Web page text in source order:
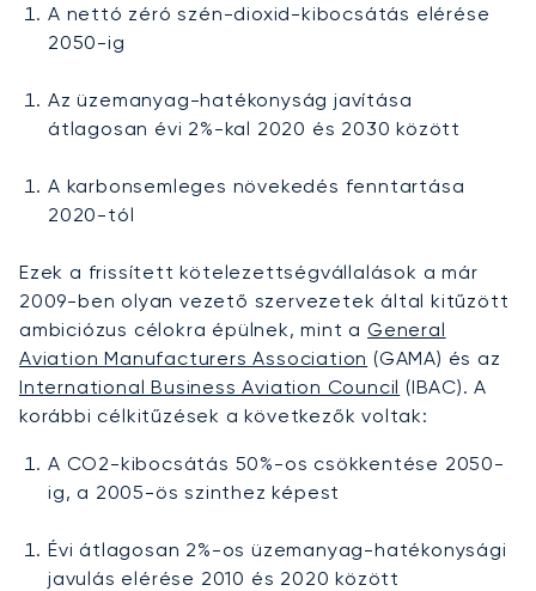
A nettó zéró szén-dioxid-kibocsátás elérése
2050-ig
Az üzemanyag-hatékonyság javítása
átlagosan évi 2%-kal 2020 és 2030 között
A karbonsemleges növekedés fenntartása
2020-tól
Ezek a frissített kötelezettségvállalások a már
2009-ben olyan vezető szervezetek által kitűzött
ambiciózus célokra épülnek, mint a General
Aviation Manufacturers Association (GAMA) és az
International Business Aviation Council (IBAC). A
korábbi célkitűzések a következők voltak:
A CO2-kibocsátás 50%-os csökkentése 2050-
ig, a 2005-ös szinthez képest
Évi átlagosan 2%-os üzemanyag-hatékonysági
javulás elérése 2010 és 2020 között